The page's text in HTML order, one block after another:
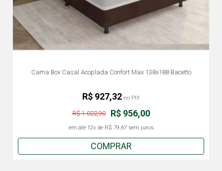
Cama Box Casal Acoplada Confort Max 138x188 Bacetto
R$ 956,00
R$ 1.022,90
em até 12x de R$ 79,67sem juros
R$ 927,32 no PIX
COMPRAR